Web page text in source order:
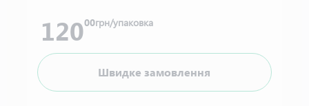
12000грн/упаковка
Швидке замовлення